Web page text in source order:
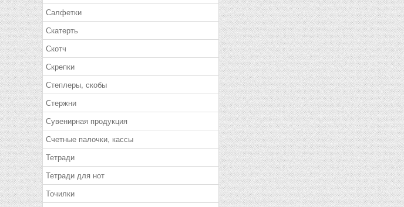
Салфетки
Скатерть
Скотч
Скрепки
Степлеры, скобы
Стержни
Сувенирная продукция
Счетные палочки, кассы
Тетради
Тетради для нот
Точилки